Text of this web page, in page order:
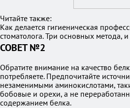
Читайте также:
Как делается гигиеническая
стоматолога. Три основных метода,
СОВЕТ №2
Обратите внимание на качество
потребляете. Предпочитайте
незаменимыми аминокислотами,
бобовые и орехи, а не
содержанием белка.